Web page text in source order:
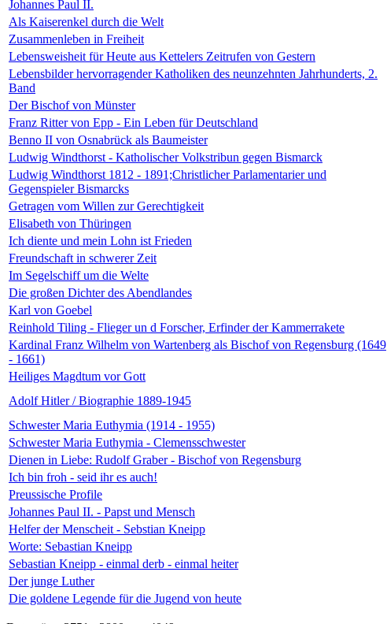
Johannes Paul II.
Als Kaiserenkel durch die Welt
Zusammenleben in Freiheit
Lebensweisheit für Heute aus Kettelers Zeitrufen von Gestern
Lebensbilder hervorragender Katholiken des neunzehnten Jahrhunderts, 2.
Band
Der Bischof von Münster
Franz Ritter von Epp - Ein Leben für Deutschland
Benno II von Osnabrück als Baumeister
Ludwig Windthorst - Katholischer Volkstribun gegen Bismarck
Ludwig Windthorst 1812 - 1891;Christlicher Parlamentarier und
Gegenspieler Bismarcks
Getragen vom Willen zur Gerechtigkeit
Elisabeth von Thüringen
Ich diente und mein Lohn ist Frieden
Freundschaft in schwerer Zeit
Im Segelschiff um die Welte
Die großen Dichter des Abendlandes
Karl von Goebel
Reinhold Tiling - Flieger un d Forscher, Erfinder der Kammerrakete
Kardinal Franz Wilhelm von Wartenberg als Bischof von Regensburg (1649
- 1661)
Heiliges Magdtum vor Gott
Adolf Hitler / Biographie 1889-1945
Schwester Maria Euthymia (1914 - 1955)
Schwester Maria Euthymia - Clemensschwester
Dienen in Liebe: Rudolf Graber - Bischof von Regensburg
Ich bin froh - seid ihr es auch!
Preussische Profile
Johannes Paul II. - Papst und Mensch
Helfer der Menscheit - Sebstian Kneipp
Worte: Sebastian Kneipp
Sebastian Kneipp - einmal derb - einmal heiter
Der junge Luther
Die goldene Legende für die Jugend von heute